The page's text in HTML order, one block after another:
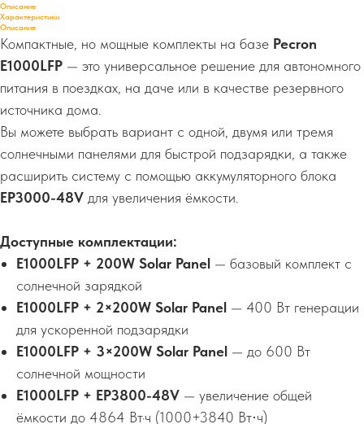
Описание
Характеристики
Описание
Компактные, но мощные комплекты на базе Pecron
E1000LFP — это универсальное решение для автономного
питания в поездках, на даче или в качестве резервного
источника дома.
Вы можете выбрать вариант с одной, двумя или тремя
солнечными панелями для быстрой подзарядки, а также
расширить систему с помощью аккумуляторного блока
EP3000-48V для увеличения ёмкости.
Доступные комплектации:
E1000LFP + 200W Solar Panel — базовый комплект с
солнечной зарядкой
E1000LFP + 2×200W Solar Panel — 400 Вт генерации
для ускоренной подзарядки
E1000LFP + 3×200W Solar Panel — до 600 Вт
солнечной мощности
E1000LFP + EP3800-48V — увеличение общей
ёмкости до 4864 Вт·ч (1000+3840 Вт⋅ч)